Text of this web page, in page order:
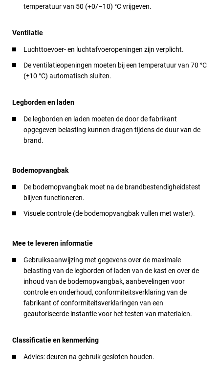
temperatuur van 50 (+0/–10) °C vrijgeven.
Ventilatie
Luchttoevoer- en luchtafvoeropeningen zijn verplicht.
De ventilatieopeningen moeten bij een temperatuur van 70 °C
(±10 °C) automatisch sluiten.
Legborden en laden
De legborden en laden moeten de door de fabrikant
opgegeven belasting kunnen dragen tijdens de duur van de
brand.
Bodemopvangbak
De bodemopvangbak moet na de brandbestendigheidstest
blijven functioneren.
Visuele controle (de bodemopvangbak vullen met water).
Mee te leveren informatie
Gebruiksaanwijzing met gegevens over de maximale
belasting van de legborden of laden van de kast en over de
inhoud van de bodemopvangbak, aanbevelingen voor
controle en onderhoud, conformiteitsverklaring van de
fabrikant of conformiteitsverklaringen van een
geautoriseerde instantie voor het testen van materialen.
Classificatie en kenmerking
Advies: deuren na gebruik gesloten houden.